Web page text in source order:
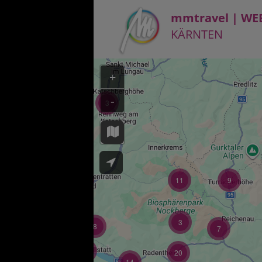
mmtravel |
KÄRNTEN
3
8 3
7
11 9
20
+
-